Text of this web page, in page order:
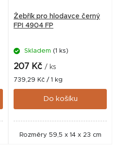
Žebřík pro hlodavce černý
FPI 4904 FP
Skladem (1 ks)
207 Kč / ks
Měrná
cena:
739,29 Kč / 1 kg
Do košíku
Rozměry 59,5 x 14 x 23 cm